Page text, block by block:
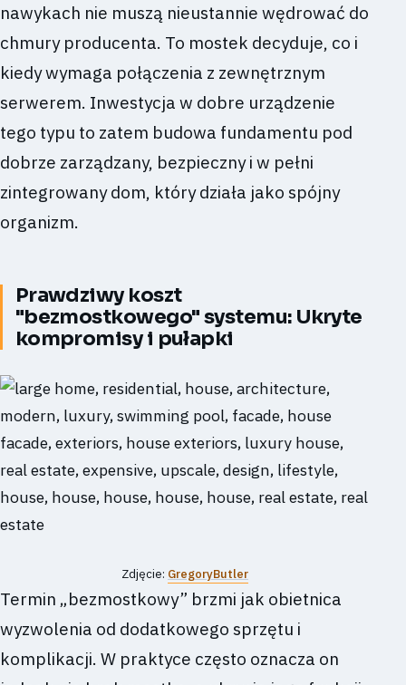
nawykach nie muszą nieustannie wędrować do
chmury producenta. To mostek decyduje, co i
kiedy wymaga połączenia z zewnętrznym
serwerem. Inwestycja w dobre urządzenie
tego typu to zatem budowa fundamentu pod
dobrze zarządzany, bezpieczny i w pełni
zintegrowany dom, który działa jako spójny
organizm.
Prawdziwy koszt
"bezmostkowego" systemu: Ukryte
kompromisy i pułapki
Zdjęcie: GregoryButler
Termin „bezmostkowy” brzmi jak obietnica
wyzwolenia od dodatkowego sprzętu i
komplikacji. W praktyce często oznacza on